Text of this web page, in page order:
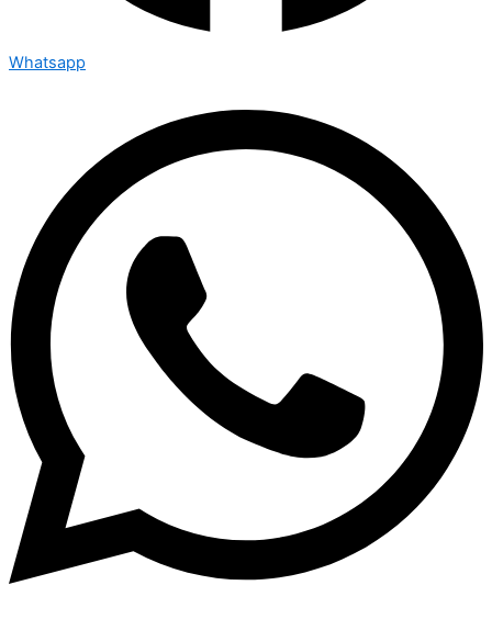
Whatsapp